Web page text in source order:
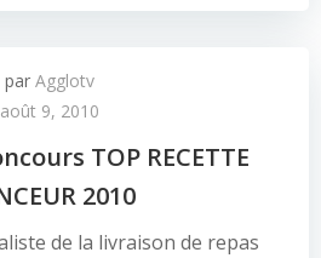
par Agglotv
août 9, 2010
TOP RECETTE
2010
de la livraison de repas